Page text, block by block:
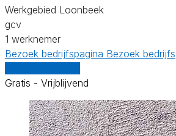
Werkgebied Loonbeek
gcv
1 werknemer
Bezoek bedrijfspagina Bezoek
Gratis - Vrijblijvend